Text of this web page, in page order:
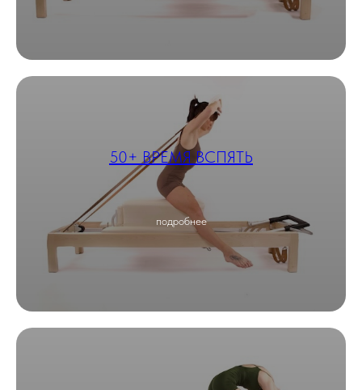
50+ ВРЕМЯ ВСПЯТЬ
подробнее